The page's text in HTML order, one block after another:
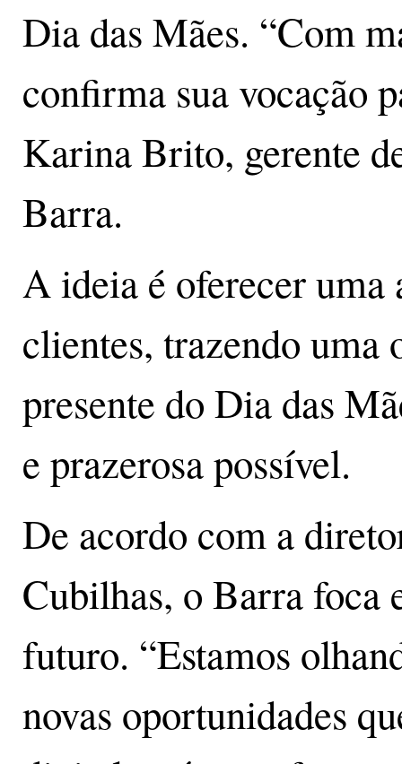
Dia das Mães. “Com
confirma sua vocação
Karina Brito, gerente
Barra.
A ideia é oferecer uma
clientes, trazendo
presente do Dia das
e prazerosa possível.
De acordo com a
Cubilhas, o Barra foca
futuro. “Estamos
novas oportunidades